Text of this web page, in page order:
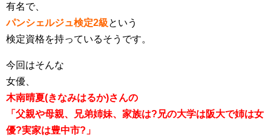
有名で、
パンシェルジュ検定2級という
検定資格を持っているそうです。
今回はそんな
女優、
木南晴夏(きなみはるか)さんの
「父親や母親、兄弟姉妹、家族は?兄の大学は阪大で姉は女
優?実家は豊中市?」